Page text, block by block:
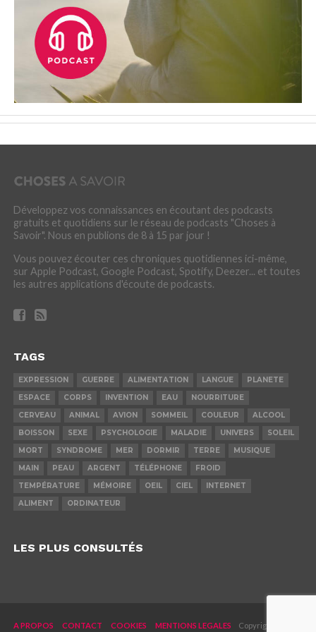
Développez vos connaissances en écoutant des podcasts
gratuits et quotidiens sur le réseau de podcasts "Choses à
Savoir". Nous en publions de 8 à 15 par jour !
Vous pouvez écouter ces chroniques quotidiennes ici-même,
sur Apple Podcast, Google Podcast, Spotify, Deezer... et toutes
les autres applications d'écoute de podcasts.
TAGS
EXPRESSION GUERRE ALIMENTATION LANGUE
PLANETE
ESPACE
CORPS INVENTION EAU
NOURRITURE
CERVEAU
ANIMAL AVION SOMMEIL COULEUR
ALCOOL
BOISSON
SEXE PSYCHOLOGIE MALADIE UNIVERS
SOLEIL
MORT
SYNDROME MER DORMIR TERRE
MUSIQUE
MAIN
PEAU ARGENT TÉLÉPHONE
FROID
TEMPÉRATURE
MÉMOIRE OEIL CIEL
INTERNET
ALIMENT
ORDINATEUR
LES PLUS CONSULTÉS
A PROPOS CONTACT COOKIES MENTIONS LEGALES Copyright © 2019